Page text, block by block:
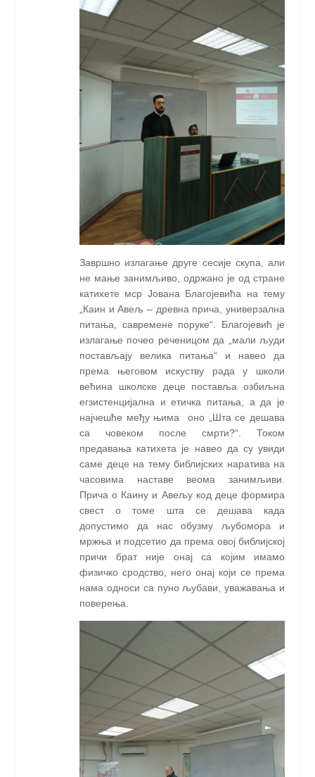
Завршно излагање друге сесије скупа, али
не мање занимљиво, одржано је од стране
катихете мср Јована Благојевића на тему
„Каин и Авељ – древна прича, универзална
питања, савремене поруке“. Благојевић је
излагање почео реченицом да „мали људи
постављају велика питања“ и навео да
према његовом искуству рада у школи
већина школске деце поставља озбиљна
егзистенцијална и етичка питања, а да је
најчешће међу њима
оно „Шта се дешава
са човеком после смрти?“. Током
предавања катихета је навео да су увиди
саме деце на тему библијских наратива на
часовима наставе веома занимљиви.
Прича о Каину и Авељу код деце формира
свест о томе шта се дешава када
допустимо да нас обузму љубомора и
мржња и подсетио да према овој библијској
причи брат није онај са којим имамо
физичко сродство, него онај који се према
нама односи са пуно љубави, уважавања и
поверења.